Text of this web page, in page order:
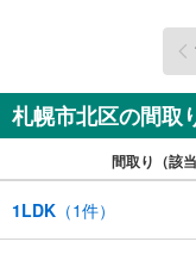
札幌市北区の間取
間取り（該
1LDK （1件）